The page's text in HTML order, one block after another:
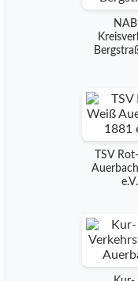
TSV
e.V.